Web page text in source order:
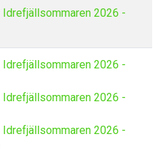
Idrefjällsommaren 2026 -
Idrefjällsommaren 2026 -
Idrefjällsommaren 2026 -
Idrefjällsommaren 2026 -